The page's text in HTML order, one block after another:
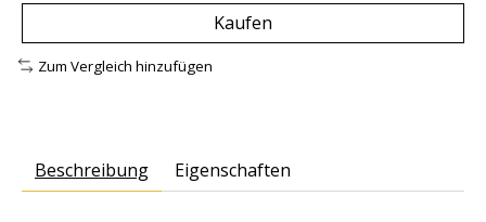
Kaufen
Zum Vergleich hinzufügen
Beschreibung Eigenschaften